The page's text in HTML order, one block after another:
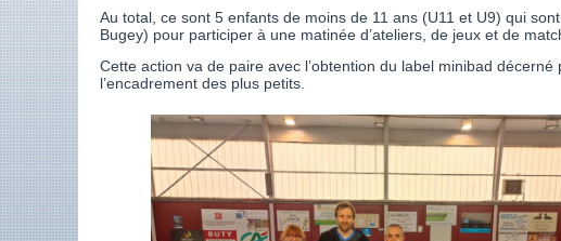
Au total, ce sont 5 enfants de moins de 11 ans (U11 et U9) qui
Bugey) pour participer à une matinée d’ateliers, de jeux et de
Cette action va de paire avec l’obtention du label minibad
l’encadrement des plus petits.